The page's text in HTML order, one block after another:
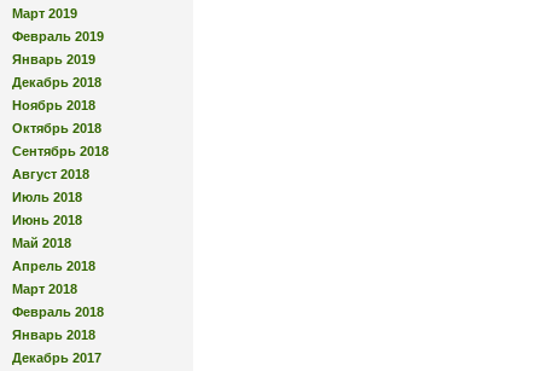
Март 2019
Февраль 2019
Январь 2019
Декабрь 2018
Ноябрь 2018
Октябрь 2018
Сентябрь 2018
Август 2018
Июль 2018
Июнь 2018
Май 2018
Апрель 2018
Март 2018
Февраль 2018
Январь 2018
Декабрь 2017